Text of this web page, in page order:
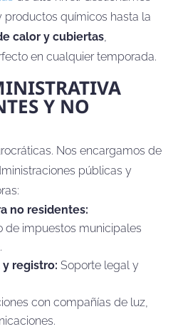
productos químicos hasta la
calor y cubiertas,
en cualquier temporada.
Y NO
Nos encargamos de
públicas y
no residentes:
de impuestos municipales
registro: Soporte legal y
con compañías de luz,